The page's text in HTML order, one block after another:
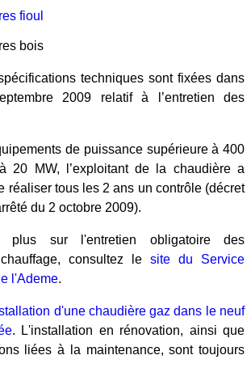
fioul
bois
techniques sont fixées dans
2009 relatif à l’entretien des
de puissance supérieure à 400
20 MW, l’exploitant de la chaudière a
réaliser tous les 2 ans un contrôle (décret
du 2 octobre 2009).
plus sur l'entretien obligatoire des
consultez le site du Service
l'Ademe.
d'une chaudière gaz dans le neuf
. L'installation en rénovation, ainsi que
liées à la maintenance, sont toujours